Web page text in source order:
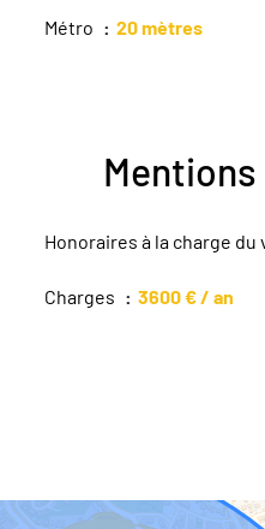
Métro 20 mètres
Honoraires à la charge du
Charges 3600 € / an